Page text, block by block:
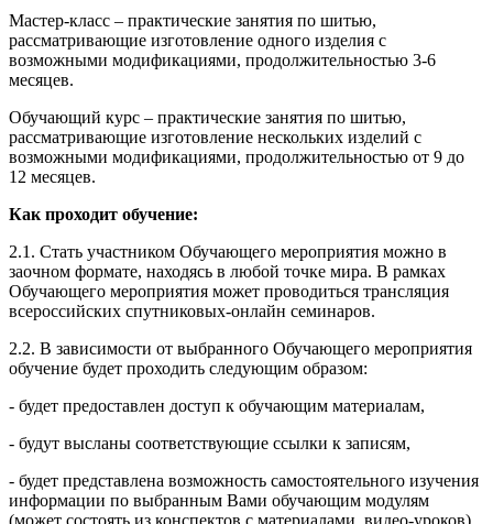
Мастер-класс – практические занятия по шитью,
рассматривающие изготовление одного изделия с
возможными модификациями, продолжительностью 3-6
месяцев.
Обучающий курс – практические занятия по шитью,
рассматривающие изготовление нескольких изделий с
возможными модификациями, продолжительностью от 9 до
12 месяцев.
Как проходит обучение:
2.1. Стать участником Обучающего мероприятия можно в
заочном формате, находясь в любой точке мира. В рамках
Обучающего мероприятия может проводиться трансляция
всероссийских спутниковых-онлайн семинаров.
2.2. В зависимости от выбранного Обучающего мероприятия
обучение будет проходить следующим образом:
- будет предоставлен доступ к обучающим материалам,
- будут высланы соответствующие ссылки к записям,
- будет представлена возможность самостоятельного изучения
информации по выбранным Вами обучающим модулям
(может состоять из конспектов с материалами, видео-уроков),